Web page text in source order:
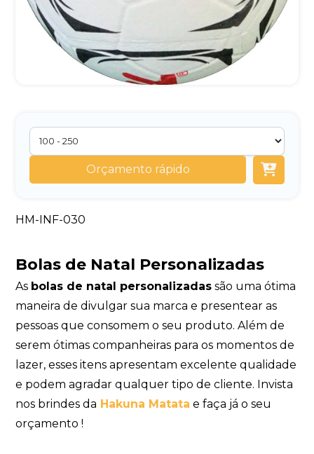
Orçamento rápido
HM-INF-030
Bolas de Natal Personalizadas
As bolas de natal personalizadas são uma ótima
maneira de divulgar sua marca e presentear as
pessoas que consomem o seu produto. Além de
serem ótimas companheiras para os momentos de
lazer, esses itens apresentam excelente qualidade
e podem agradar qualquer tipo de cliente. Invista
nos brindes da Hakuna Matata e faça já o seu
orçamento !